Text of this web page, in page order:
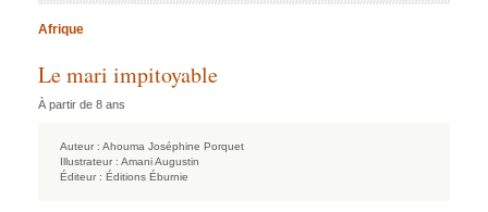
Afrique
Le mari impitoyable
À partir de 8 ans
Auteur : Ahouma Joséphine Porquet
Illustrateur : Amani Augustin
Éditeur : Éditions Éburnie